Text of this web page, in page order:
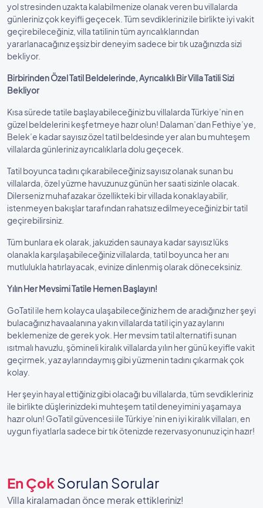
yol stresinden uzakta kalabilmenize olanak veren bu villalarda
günleriniz çok keyifli geçecek. Tüm sevdikleriniz ile birlikte iyi vakit
geçirebileceğiniz, villa tatilinin tüm ayrıcalıklarından
yararlanacağınız eşsiz bir deneyim sadece bir tık uzağınızda sizi
bekliyor.
Birbirinden Özel Tatil Beldelerinde, Ayrıcalıklı Bir Villa Tatili Sizi
Bekliyor
Kısa sürede tatile başlayabileceğiniz bu villalarda Türkiye’nin en
güzel beldelerini keşfetmeye hazır olun! Dalaman’dan Fethiye’ye,
Belek’e kadar sayısız özel tatil beldesinde yer alan bu muhteşem
villalarda günleriniz ayrıcalıklarla dolu geçecek.
Tatil boyunca tadını çıkarabileceğiniz sayısız olanak sunan bu
villalarda, özel yüzme havuzunuz günün her saati sizinle olacak.
Dilerseniz muhafazakar özellikteki bir villada konaklayabilir,
istenmeyen bakışlar tarafından rahatsız edilmeyeceğiniz bir tatil
geçirebilirsiniz.
Tüm bunlara ek olarak, jakuziden saunaya kadar sayısız lüks
olanakla karşılaşabileceğiniz villalarda, tatil boyunca her anı
mutlulukla hatırlayacak, evinize dinlenmiş olarak döneceksiniz.
Yılın Her Mevsimi Tatile Hemen Başlayın!
GoTatil ile hem kolayca ulaşabileceğiniz hem de aradığınız her şeyi
bulacağınız havaalanına yakın villalarda tatil için yaz aylarını
beklemenize de gerek yok. Her mevsim tatil alternatifi sunan
ısıtmalı havuzlu, şömineli kiralık villalarda yılın her günü keyifle vakit
geçirmek, yaz aylarındaymış gibi yüzmenin tadını çıkarmak çok
kolay.
Her şeyin hayal ettiğiniz gibi olacağı bu villalarda, tüm sevdikleriniz
ile birlikte düşlerinizdeki muhteşem tatil deneyimini yaşamaya
hazır olun! GoTatil güvencesi ile Türkiye’nin en iyi kiralık villaları, en
uygun fiyatlarla sadece bir tık ötenizde rezervasyonunuz için hazır!
En ÇokSorulan Sorular
Villa kiralamadan önce merak ettikleriniz!